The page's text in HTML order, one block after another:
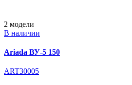
2 модели
В наличии
Ariada ВУ-5 150
ART30005